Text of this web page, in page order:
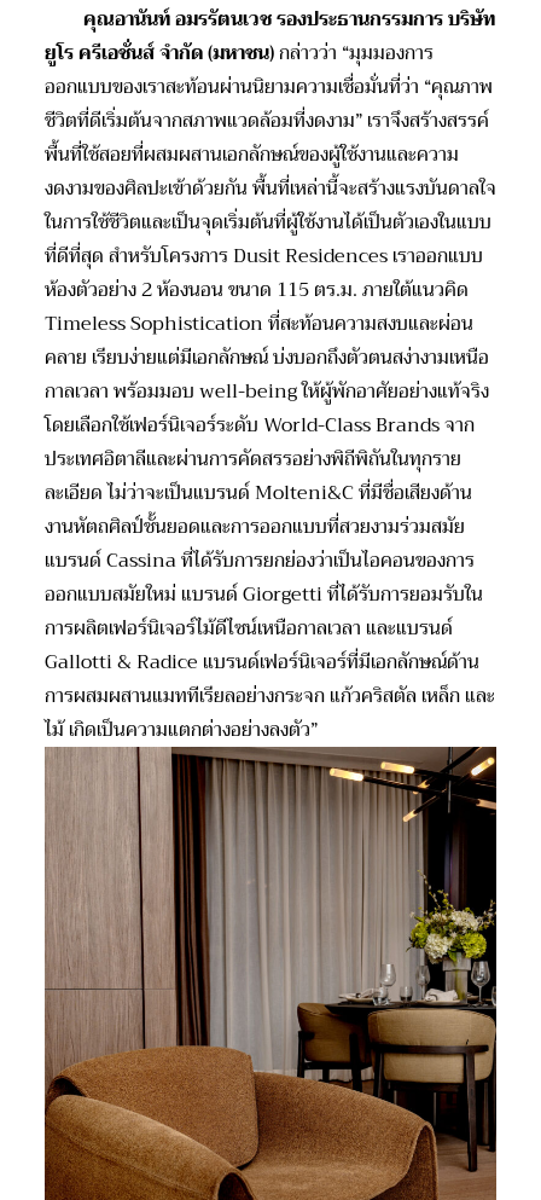
คุณอานันท์ อมรรัตนเวช รองประธานกรรมการ บริษัท
ยูโร ครีเอชั่นส์ จำกัด (มหาชน)กล่าวว่า “มุมมองการ
ออกแบบของเราสะท้อนผ่านนิยามความเชื่อมั่นที่ว่า “คุณภาพ
ชีวิตที่ดีเริ่มต้นจากสภาพแวดล้อมที่งดงาม” เราจึงสร้างสรรค์
พื้นที่ใช้สอยที่ผสมผสานเอกลักษณ์ของผู้ใช้งานและความ
งดงามของศิลปะเข้าด้วยกัน พื้นที่เหล่านี้จะสร้างแรงบันดาลใจ
ในการใช้ชีวิตและเป็นจุดเริ่มต้นที่ผู้ใช้งานได้เป็นตัวเองในแบบ
ที่ดีที่สุด สำหรับโครงการ Dusit Residences เราออกแบบ
ห้องตัวอย่าง 2 ห้องนอน ขนาด 115 ตร.ม. ภายใต้แนวคิด
Timeless Sophistication ที่สะท้อนความสงบและผ่อน
คลาย เรียบง่ายแต่มีเอกลักษณ์ บ่งบอกถึงตัวตนสง่างามเหนือ
กาลเวลา พร้อมมอบ well-being ให้ผู้พักอาศัยอย่างแท้จริง
โดยเลือกใช้เฟอร์นิเจอร์ระดับ World-Class Brands จาก
ประเทศอิตาลีและผ่านการคัดสรรอย่างพิถีพิถันในทุกราย
ละเอียด ไม่ว่าจะเป็นแบรนด์ Molteni&C ที่มีชื่อเสียงด้าน
งานหัตถศิลป์ชั้นยอดและการออกแบบที่สวยงามร่วมสมัย
แบรนด์ Cassina ที่ได้รับการยกย่องว่าเป็นไอคอนของการ
ออกแบบสมัยใหม่ แบรนด์ Giorgetti ที่ได้รับการยอมรับใน
การผลิตเฟอร์นิเจอร์ไม้ดีไซน์เหนือกาลเวลา และแบรนด์
Gallotti & Radice แบรนด์เฟอร์นิเจอร์ที่มีเอกลักษณ์ด้าน
การผสมผสานแมททีเรียลอย่างกระจก แก้วคริสตัล เหล็ก และ
ไม้ เกิดเป็นความแตกต่างอย่างลงตัว”